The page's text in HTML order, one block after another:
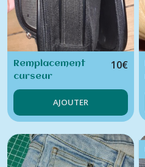
Remplacement
curseur
fermeture éclair
sur sac ou
trousse
10€
AJOUTER